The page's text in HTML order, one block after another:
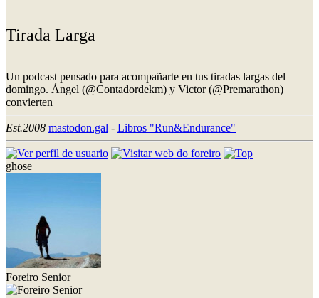
Tirada Larga
Un podcast pensado para acompañarte en tus tiradas largas del
domingo. Ángel (@Contadordekm) y Victor (@Premarathon)
convierten
Est.2008 mastodon.gal - Libros "Run&Endurance"
ghose
Foreiro Senior